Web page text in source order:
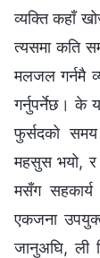
व्यक्ति कहाँ
त्यसमा कति
मलजल गर्नमै
गर्नुपर्नेछ। के
फुर्सदको
महसुस भयो, र
मसँग सहकार्य
एकजना
जानुअघि, ली